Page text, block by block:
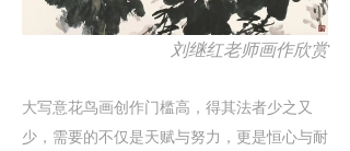
刘继红老师画作欣赏
大写意花鸟画创作门槛高，得其法者少之又
少，需要的不仅是天赋与努力，更是恒心与耐